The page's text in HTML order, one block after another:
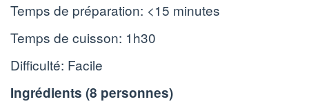
Temps de préparation: <15 minutes
Temps de cuisson: 1h30
Difficulté: Facile
Ingrédients (8 personnes)